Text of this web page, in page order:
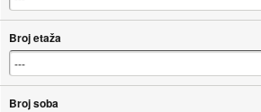
Broj etaža
Broj soba